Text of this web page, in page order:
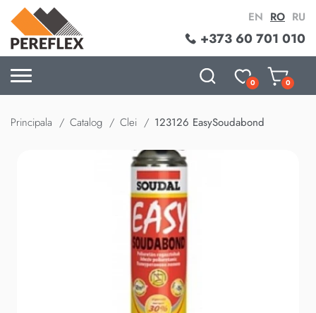
+373 60 701 010
EN RO RU
0 0
Principala Catalog Clei 123126 EasySoudabond